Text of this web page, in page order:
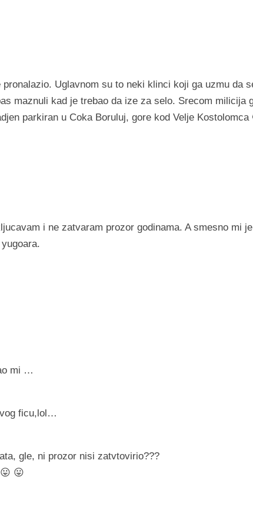
Uglavnom su to neki klinci koji ga uzmu da
maznuli kad je trebao da ize za selo. Srecom milicija
parkiran u Coka Boruluj, gore kod Velje Kostolomca
i ne zatvaram prozor godinama. A smesno mi je
mi …
ficu,lol…
gle, ni prozor nisi zatvtovirio???
😛